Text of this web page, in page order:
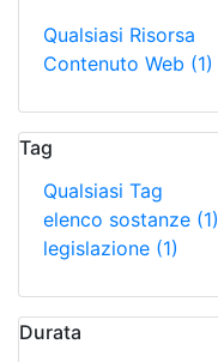
Qualsiasi Risorsa
Contenuto Web (1)
Tag
Qualsiasi Tag
elenco sostanze (1)
legislazione (1)
Durata